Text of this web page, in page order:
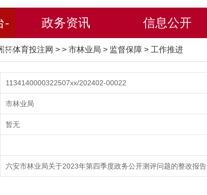
- 政务资讯 信息公开
杯体育投注网 > > 市林业局 > 监督保障 > 工作推进
1134140000322507xx/202402-00022
市林业局
暂无
六安市林业局关于2023年第四季度政务公开测评问题的整改报告